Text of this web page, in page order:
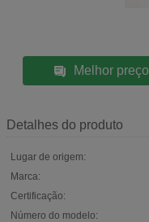
Melhor preço
Detalhes do produto
Lugar de origem:
Marca:
Certificação:
Número do modelo: